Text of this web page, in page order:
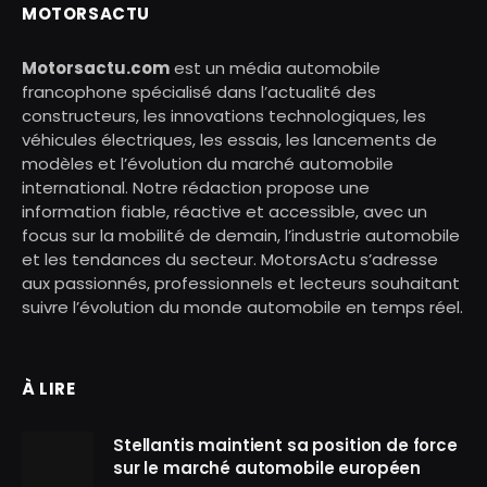
MOTORSACTU
Motorsactu.comest un média automobile
francophone spécialisé dans l’actualité des
constructeurs, les innovations technologiques, les
véhicules électriques, les essais, les lancements de
modèles et l’évolution du marché automobile
international. Notre rédaction propose une
information fiable, réactive et accessible, avec un
focus sur la mobilité de demain, l’industrie automobile
et les tendances du secteur. MotorsActu s’adresse
aux passionnés, professionnels et lecteurs souhaitant
suivre l’évolution du monde automobile en temps réel.
À LIRE
Stellantis maintient sa position de force
sur le marché automobile européen